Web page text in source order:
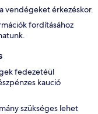
vendégeket érkezéskor.
fordításához
fedezetéül
kaució
szükséges lehet